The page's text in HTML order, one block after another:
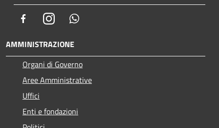
FacebookInstagram
AMMINISTRAZIONE
Organi di Governo
Aree Amministrative
Uffici
Enti e fondazioni